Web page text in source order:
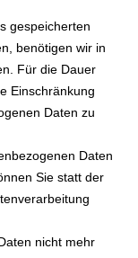
gespeicherten
benötigen wir in
Für die Dauer
Einschränkung
Daten zu
Daten
Sie statt der
nicht mehr